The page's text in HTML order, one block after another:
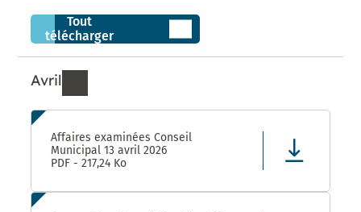
Tout
télécharger
Avril
Ressources de Avril 2026
Affaires examinées Conseil
Municipal 13 avril 2026
PDF - 217,24 Ko